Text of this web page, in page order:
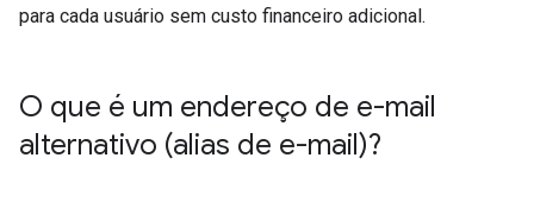
para cada usuário sem custo financeiro adicional.
O que é um endereço de e-mail
alternativo (alias de e-mail)?